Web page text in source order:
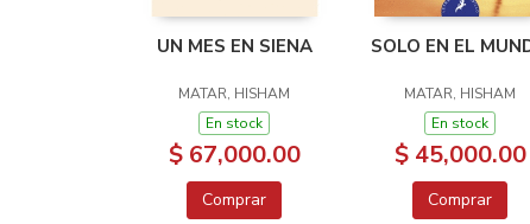
UN MES EN SIENA
MATAR, HISHAM
En stock
$ 67,000.00
Comprar
SOLO EN EL
MATAR, HISHAM
En stock
$ 45,000.00
Comprar